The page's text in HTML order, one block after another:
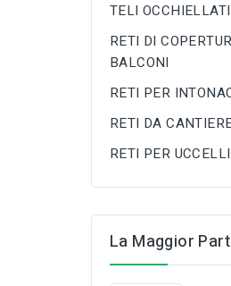
TELI OCCHIELLATI
RETI DI
BALCONI
RETI PER
RETI DA
RETI PER UCCELLI
La Maggior